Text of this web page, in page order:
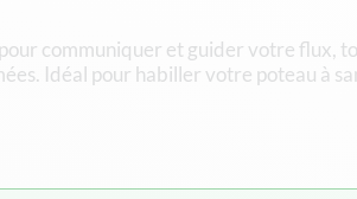
communiquer et guider votre flux,
Idéal pour habiller votre poteau à